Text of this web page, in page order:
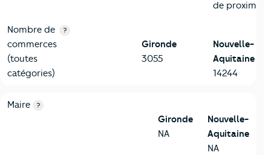
de proximité
Nombre de
commerces
(toutes
catégories)
?
Gironde
3055
Nouvelle-
Aquitaine
14244
6-Politique
Critères
Maire ?
Gironde
NA
Nouvelle-
Aquitaine
NA